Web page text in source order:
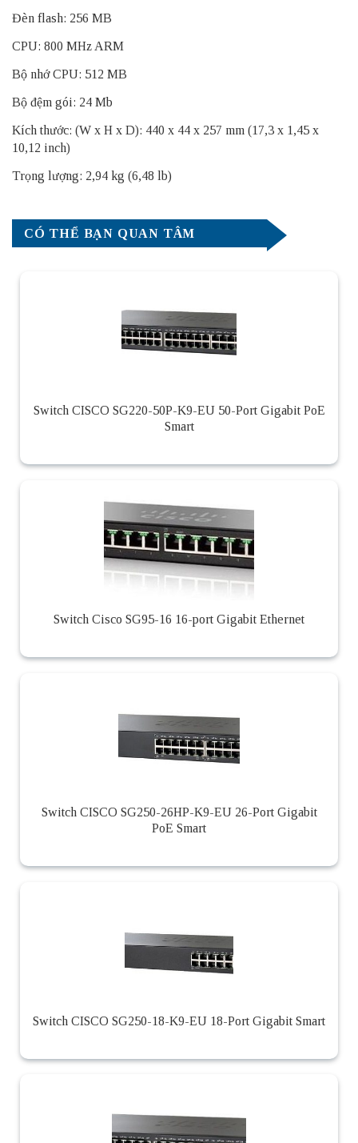
Đèn flash: 256 MB
CPU: 800 MHz ARM
Bộ nhớ CPU: 512 MB
Bộ đệm gói: 24 Mb
Kích thước: (W x H x D): 440 x 44 x 257 mm (17,3 x 1,45 x
10,12 inch)
Trọng lượng: 2,94 kg (6,48 lb)
CÓ THỂ BẠN QUAN TÂM
Switch CISCO SG220-50P-K9-EU 50-Port Gigabit PoE
Smart
Switch Cisco SG95-16 16-port Gigabit Ethernet
Switch CISCO SG250-26HP-K9-EU 26-Port Gigabit
PoE Smart
Switch CISCO SG250-18-K9-EU 18-Port Gigabit Smart